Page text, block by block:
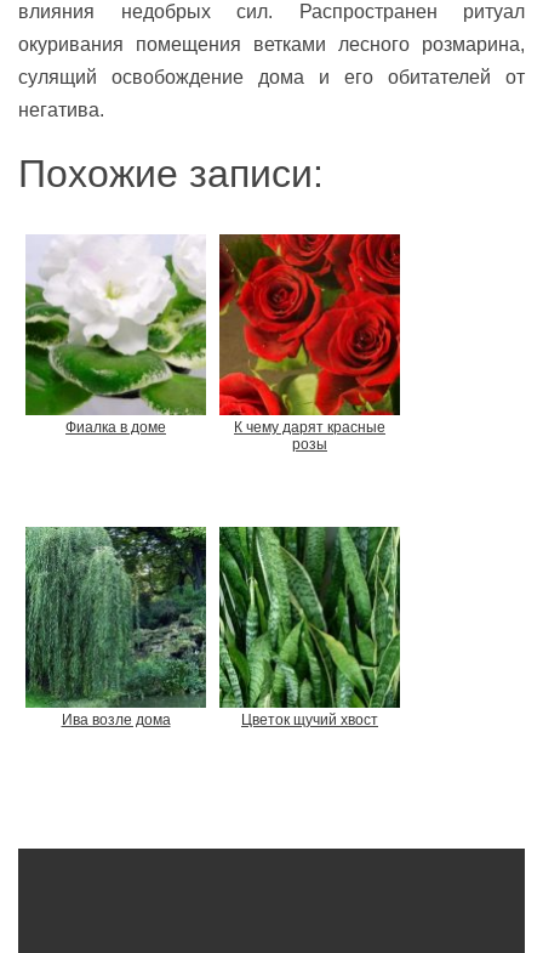
влияния недобрых сил. Распространен ритуал
окуривания помещения ветками лесного розмарина,
сулящий освобождение дома и его обитателей от
негатива.
Похожие записи:
Фиалка в доме
К чему дарят красные
розы
Ива возле дома Цветок щучий хвост